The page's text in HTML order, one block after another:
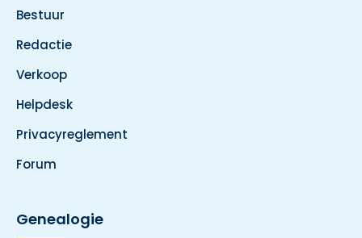
Bestuur
Redactie
Verkoop
Helpdesk
Privacyreglement
Forum
Genealogie